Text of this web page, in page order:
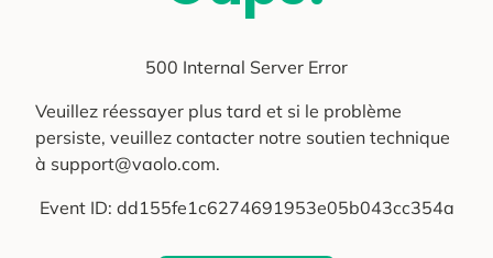
500 Internal Server Error
Veuillez réessayer plus tard et si le problème
persiste, veuillez contacter notre soutien technique
à support@vaolo.com.
Event ID: dd155fe1c6274691953e05b043cc354a